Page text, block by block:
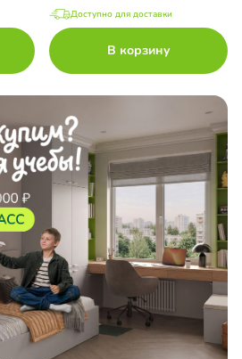
Доступно для доставки
В корзину